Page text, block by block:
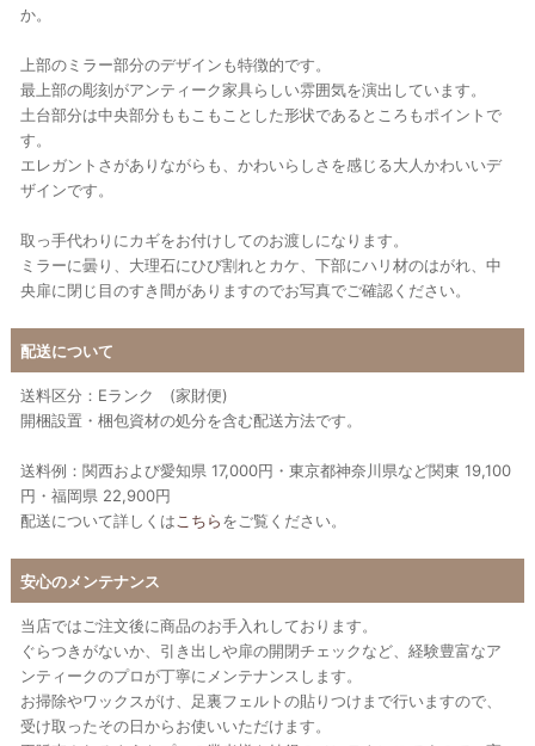
か。
上部のミラー部分のデザインも特徴的です。
最上部の彫刻がアンティーク家具らしい雰囲気を演出しています。
土台部分は中央部分ももこもことした形状であるところもポイントで
す。
エレガントさがありながらも、かわいらしさを感じる大人かわいいデ
ザインです。
取っ手代わりにカギをお付けしてのお渡しになります。
ミラーに曇り、大理石にひび割れとカケ、下部にハリ材のはがれ、中
央扉に閉じ目のすき間がありますのでお写真でご確認ください。
配送について
送料区分：Eランク (家財便)
開梱設置・梱包資材の処分を含む配送方法です。
送料例：関西および愛知県 17,000円・東京都神奈川県など関東 19,100
円・福岡県 22,900円
配送について詳しくは こちらをご覧ください。
安心のメンテナンス
当店ではご注文後に商品のお手入れしております。
ぐらつきがないか、引き出しや扉の開閉チェックなど、経験豊富なア
ンティークのプロが丁寧にメンテナンスします。
お掃除やワックスがけ、足裏フェルトの貼りつけまで行いますので、
受け取ったその日からお使いいただけます。